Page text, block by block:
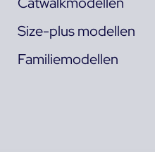
Size-plus modellen
Familiemodellen